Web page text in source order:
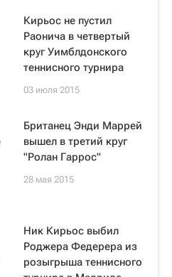
Кирьос не пустил
Раонича в четвертый
круг Уимблдонского
теннисного турнира
03 июля 2015
Британец Энди Маррей
вышел в третий круг
"Ролан Гаррос"
28 мая 2015
Ник Кирьос выбил
Роджера Федерера из
розыгрыша теннисного